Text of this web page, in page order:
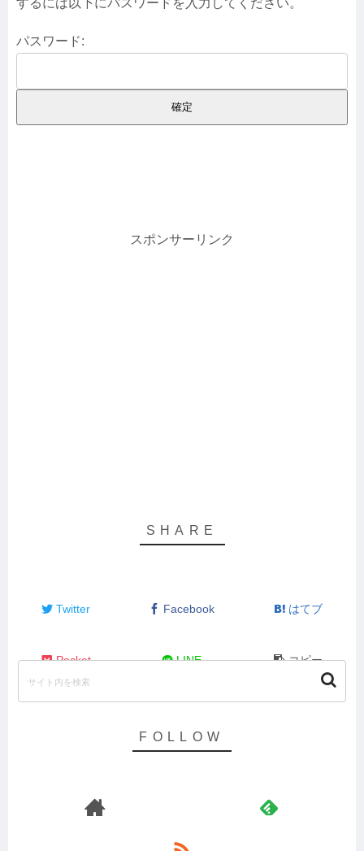
するには以下にパスワードを入力してください。
パスワード:
スポンサーリンク
Twitter Facebook はてブ
Pocket LINE コピー